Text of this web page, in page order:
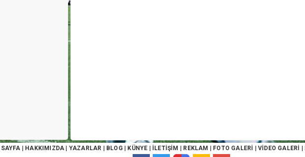
HAKKIMIZDA YAZARLAR BLOG KÜNYE İLETİŞİM REKLAM FOTO GALERİ VİDEO GALERİ